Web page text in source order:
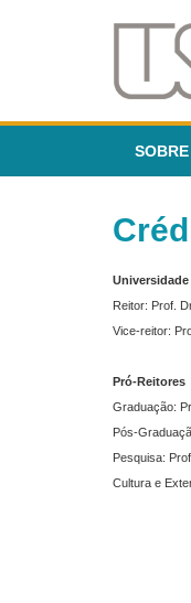
SOBRE
Universidade
Reitor: Prof.
Vice-reitor:
Pró-Reitores
Graduação:
Pós-
Pesquisa:
Cultura e